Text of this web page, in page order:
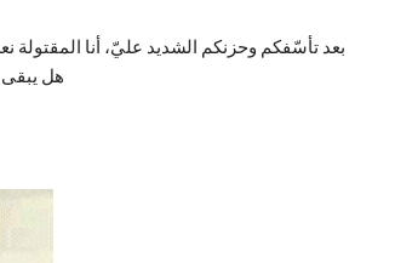
بعد تأسّفكم وحزنكم الشديد عليّ، أنا
هل